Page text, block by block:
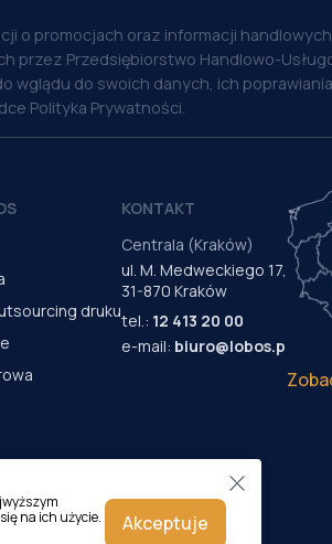
o promocjach oraz informacji
Przedsiębiorstwo Handlowo-
wglądu do swoich danych, ich
Polityka Prywatności.
druku
KONTAKT
Centrala (Kraków)
ul. M. Medweckiego 17,
31-870 Kraków
tel.: 12 413 20 00
e-mail: biuro@lobos.pl
na ich użycie.
Akceptuje